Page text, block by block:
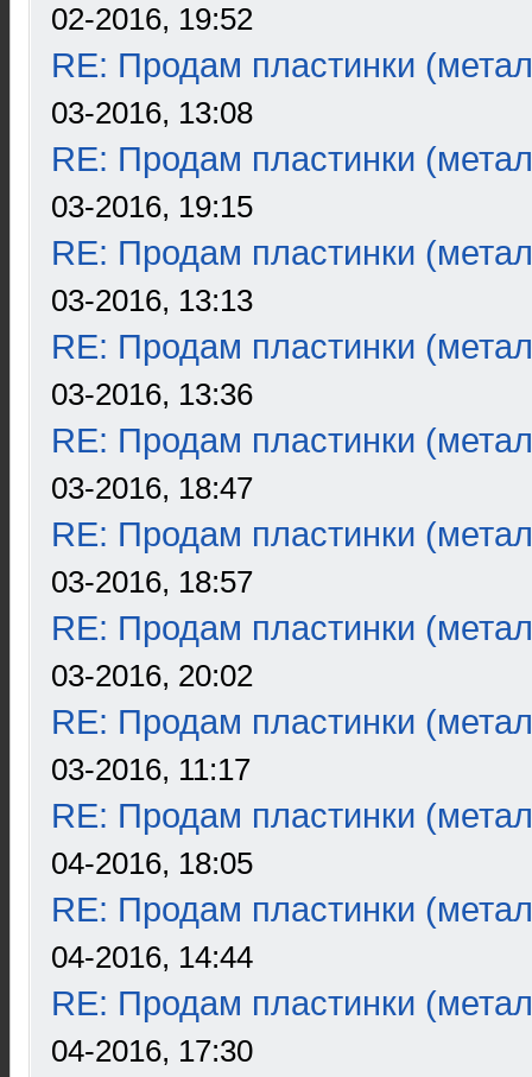
02-2016, 19:52
RE: Продам пластинки
03-2016, 13:08
RE: Продам пластинки
03-2016, 19:15
RE: Продам пластинки
03-2016, 13:13
RE: Продам пластинки
03-2016, 13:36
RE: Продам пластинки
03-2016, 18:47
RE: Продам пластинки
03-2016, 18:57
RE: Продам пластинки
03-2016, 20:02
RE: Продам пластинки
03-2016, 11:17
RE: Продам пластинки
04-2016, 18:05
RE: Продам пластинки
04-2016, 14:44
RE: Продам пластинки
04-2016, 17:30